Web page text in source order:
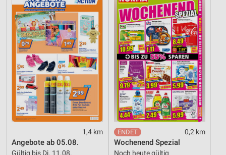
1,4 km
Angebote ab 05.08.
Gültig bis Di. 11.08.
0,2 km
Wochenend Spezial
Noch heute gültig